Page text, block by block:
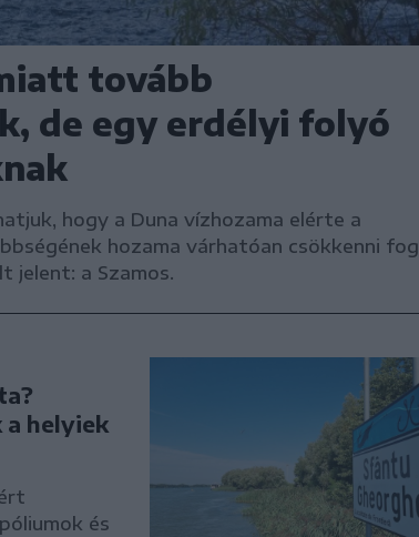
tovább
de egy erdélyi folyó
hogy a Duna vízhozama elérte a
hozama várhatóan csökkenni fog
jelent: a Szamos.
helyiek
és